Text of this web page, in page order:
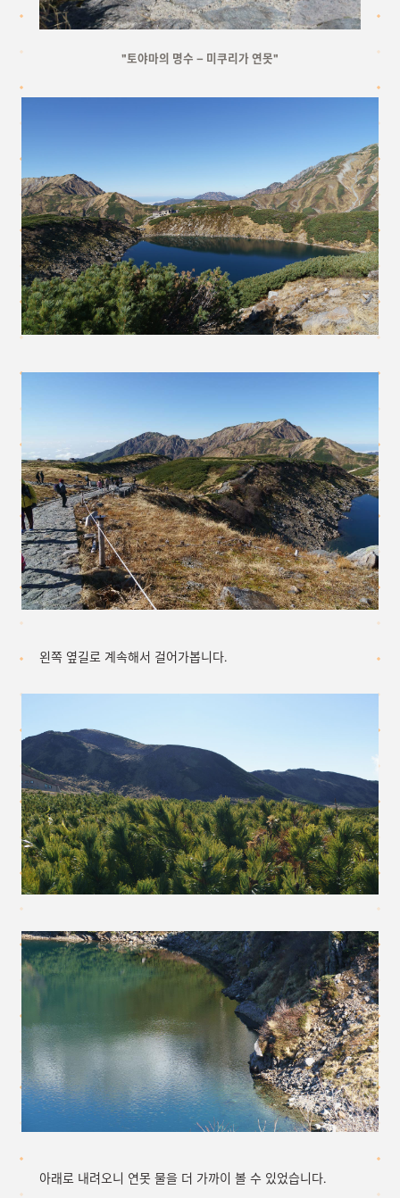
"토야마의 명수 – 미쿠리가 연못"
왼쪽 옆길로 계속해서 걸어가봅니다.
아래로 내려오니 연못 물을 더 가까이 볼 수 있었습니다.